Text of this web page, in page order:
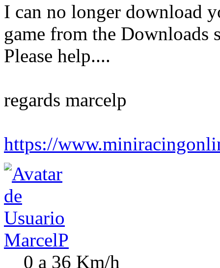
I can no longer download
game from the Downloads
Please help....
regards marcelp
https://
MarcelP
0 a 36 Km/h